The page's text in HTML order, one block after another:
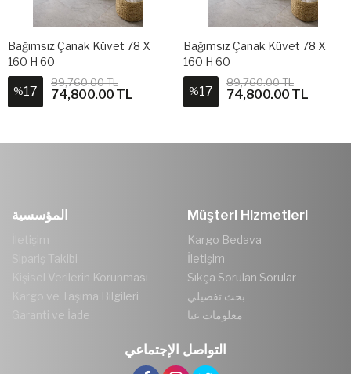
Bağımsız Çanak Küvet 78 X
160 H 60
%17
89,760.00 TL
74,800.00 TL
Bağımsız Çanak Küvet 78 X
160 H 60
%17
89,760.00 TL
74,800.00 TL
المؤسسية
İletişim
Sipariş Takibi
Kişisel Verilerin Korunması
Kargo ve Taşıma Bilgileri
Garanti ve İade
Müşteri Hizmetleri
Kargo Bedava
İletişim
Sıkça Sorulan Sorular
بحث تفصيلي
معلومات عنا
التواصل الإجتماعي